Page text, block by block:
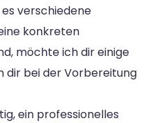
verschiedene
konkreten
möchte ich dir einige
dir bei der Vorbereitung
ein professionelles